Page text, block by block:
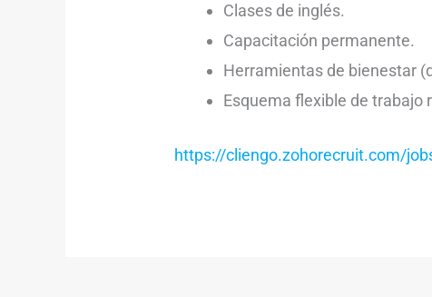
Clases de inglés.
Capacitación permanente.
Herramientas de bienestar
Esquema flexible de trabajo
https://cliengo.zohorecruit.com/